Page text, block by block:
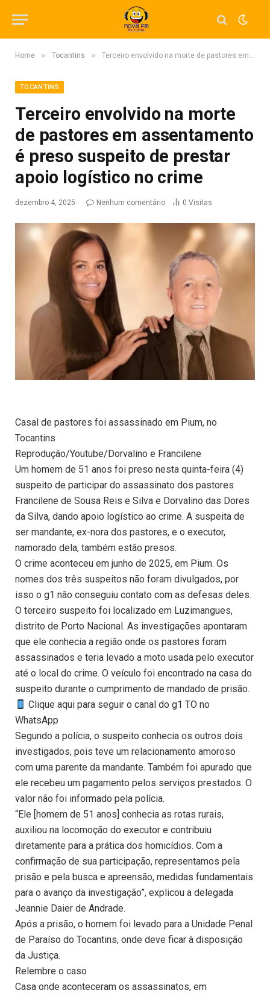
Home » Tocantins » Terceiro envolvido na morte de pastores em assentamento é preso suspeito de prestar apoio logístico no crime
TOCANTINS
Terceiro envolvido na morte
de pastores em assentamento
é preso suspeito de prestar
apoio logístico no crime
dezembro 4, 2025 Nenhum comentário 0 Visitas
Casal de pastores foi assassinado em Pium, no
Tocantins
Reprodução/Youtube/Dorvalino e Francilene
Um homem de 51 anos foi preso nesta quinta-feira (4)
suspeito de participar do assassinato dos pastores
Francilene de Sousa Reis e Silva e Dorvalino das Dores
da Silva, dando apoio logístico ao crime. A suspeita de
ser mandante, ex-nora dos pastores, e o executor,
namorado dela, também estão presos.
O crime aconteceu em junho de 2025, em Pium. Os
nomes dos três suspeitos não foram divulgados, por
isso o g1 não conseguiu contato com as defesas deles.
O terceiro suspeito foi localizado em Luzimangues,
distrito de Porto Nacional. As investigações apontaram
que ele conhecia a região onde os pastores foram
assassinados e teria levado a moto usada pelo executor
até o local do crime. O veículo foi encontrado na casa do
suspeito durante o cumprimento de mandado de prisão.
Clique aqui para seguir o canal do g1 TO no
WhatsApp
Segundo a polícia, o suspeito conhecia os outros dois
investigados, pois teve um relacionamento amoroso
com uma parente da mandante. Também foi apurado que
ele recebeu um pagamento pelos serviços prestados. O
valor não foi informado pela polícia.
“Ele [homem de 51 anos] conhecia as rotas rurais,
auxiliou na locomoção do executor e contribuiu
diretamente para a prática dos homicídios. Com a
confirmação de sua participação, representamos pela
prisão e pela busca e apreensão, medidas fundamentais
para o avanço da investigação”, explicou a delegada
Jeannie Daier de Andrade.
Após a prisão, o homem foi levado para a Unidade Penal
de Paraíso do Tocantins, onde deve ficar à disposição
da Justiça.
Relembre o caso
Casa onde aconteceram os assassinatos, em